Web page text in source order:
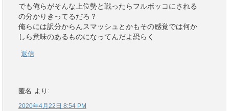
でも俺らがそんな上位勢と戦ったらフルボッコにされる
の分かりきってるだろ？
俺らには訳分からんスマッシュとかもその感覚では何か
しら意味のあるものになってんだよ恐らく
返信
匿名 より:
2020年4月22日 8:54 PM